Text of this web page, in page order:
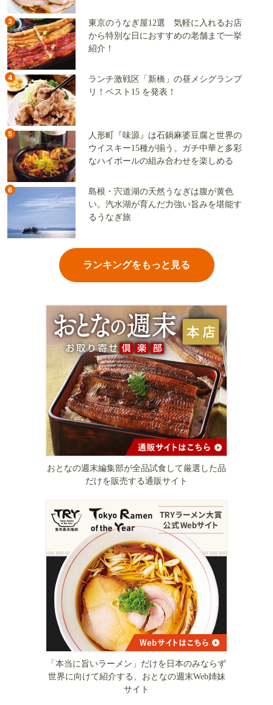
3
東京のうなぎ屋12選 気軽に入れるお店
から特別な日におすすめの老舗まで一挙
紹介！
4
ランチ激戦区「新橋」の昼メシグランプ
リ！ベスト15 を発表！
5
人形町『味源』は石鍋麻婆豆腐と世界の
ウイスキー15種が揃う。ガチ中華と多彩
なハイボールの組み合わせを楽しめる
6
島根・宍道湖の天然うなぎは腹が黄色
い。汽水湖が育んだ力強い旨みを堪能す
るうなぎ旅
ランキングをもっと見る
おとなの週末編集部が全品試食して厳選した品
だけを販売する通販サイト
「本当に旨いラーメン」だけを日本のみならず
世界に向けて紹介する、おとなの週末Web姉妹
サイト